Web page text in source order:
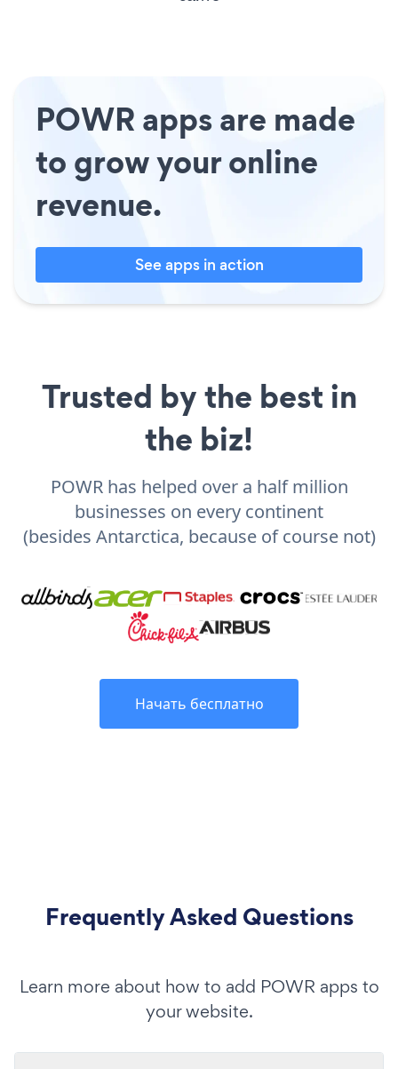
POWR apps are made
to grow your online
revenue.
See apps in action
Trusted by the best in
the biz!
POWR has helped over a half million
businesses on every continent
(besides Antarctica, because of course not)
Начать бесплатно
Frequently Asked Questions
Learn more about how to add POWR apps to
your website.